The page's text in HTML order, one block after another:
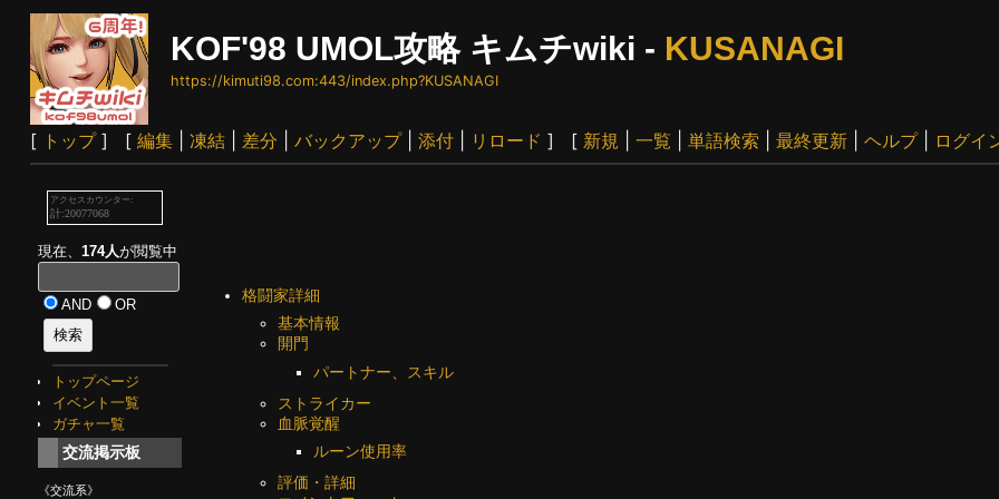
KOF'98 UMOL攻略 キムチwiki - KUSANAGI
https://kimuti98.com:443/index.php?KUSANAGI
[ トップ] [ 編集| 凍結| 差分 バックアップ| 添付| リロード ] [ 新規 一覧 単語検索 最終更新| ヘルプ| ログイ
現在、 174人が閲覧中
AND OR
トップページ
イベント一覧
ガチャ一覧
交流掲示板
《交流系》
格闘家詳細
基本情報
開門
パートナー、スキル
ストライカー
血脈覚醒
ルーン使用率
評価・詳細